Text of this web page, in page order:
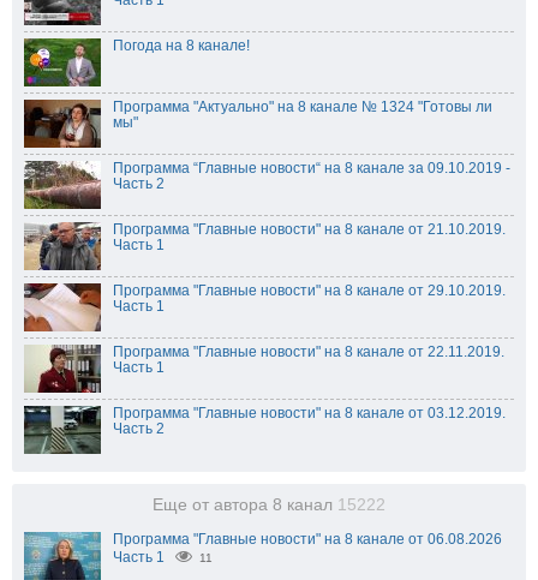
Погода на 8 канале!
Программа "Актуально" на 8 канале № 1324 "Готовы ли
мы"
Программа “Главные новости“ на 8 канале за 09.10.2019 -
Часть 2
Программа "Главные новости" на 8 канале от 21.10.2019.
Часть 1
Программа "Главные новости" на 8 канале от 29.10.2019.
Часть 1
Программа "Главные новости" на 8 канале от 22.11.2019.
Часть 1
Программа "Главные новости" на 8 канале от 03.12.2019.
Часть 2
Еще от автора 8 канал 15222
Программа "Главные новости" на 8 канале от 06.08.2026
Часть 1
11